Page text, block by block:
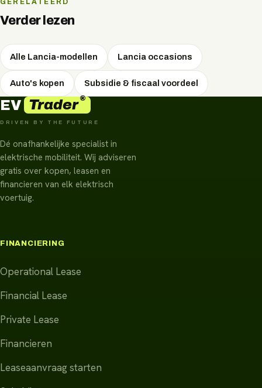
Beide. Je kunt een Lancia kopen, financieren, private
leasen of zakelijk leasen. We rekenen de maandlasten en
GERELATEERD
Verder lezen
Alle Lancia-modellen Lancia occasions
Auto's kopen Subsidie & fiscaal voordeel
EV Trader®
DRIVEN BY THE FUTURE
Dé onafhankelijke specialist in
elektrische mobiliteit. Wij adviseren
gratis over kopen, leasen en
financieren van elk elektrisch
voertuig.
FINANCIERING
Operational Lease
Financial Lease
Private Lease
Financieren
Leaseaanvraag starten